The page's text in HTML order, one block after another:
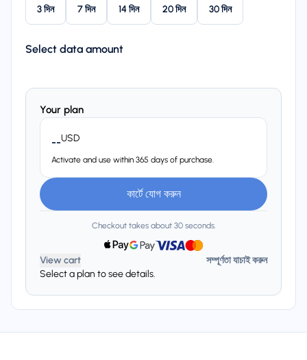
3 দিন 7 দিন 14 দিন 20 দিন 30 দিন
Select data amount
Your plan
--USD
Activate and use within 365 days of purchase.
কার্টে যোগ করুন
Checkout takes about 30 seconds.
View cart
সম্পূর্ণতা যাচাই করুন
Select a plan to see details.